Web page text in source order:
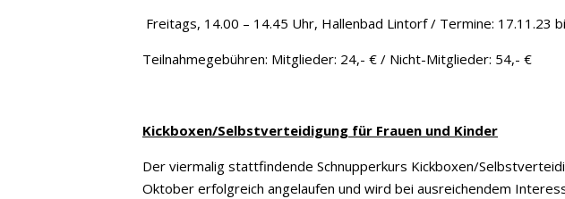
Freitags, 14.00 – 14.45 Uhr, Hallenbad Lintorf / Termine: 17.11.23
Teilnahmegebühren: Mitglieder: 24,- € / Nicht-Mitglieder: 54,- €
Kickboxen/Selbstverteidigung für Frauen und Kinder
Der viermalig stattfindende Schnupperkurs Kickboxen/
Oktober erfolgreich angelaufen und wird bei ausreichendem